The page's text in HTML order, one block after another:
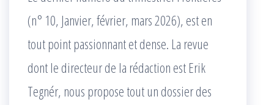
(n° 10, Janvier, février, mars 2026), est en
tout point passionnant et dense. La revue
dont le directeur de la rédaction est Erik
Tegnér, nous propose tout un dossier des